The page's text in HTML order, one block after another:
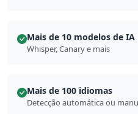
Mais de 10 modelos de IA
Whisper, Canary e mais
Mais de 100 idiomas
Detecção automática ou